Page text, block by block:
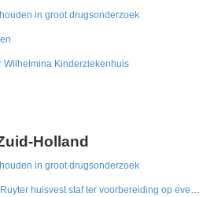
in groot drugsonderzoek
Wilhelmina Kinderziekenhuis
Holland
in groot drugsonderzoek
Marineschip Zr.Ms. De Ruyter huisvest staf ter voorbereiding op eventuele Hormuz-missie